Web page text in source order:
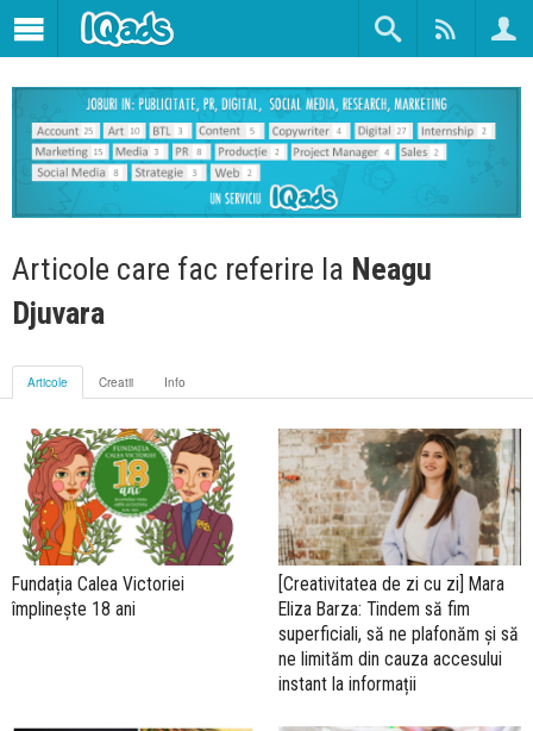
Articole care fac referire la Neagu
Djuvara
Articole Creatii Info
Fundația Calea Victoriei
împlinește 18 ani
[Creativitatea de zi cu zi] Mara
Eliza Barza: Tindem să fim
superficiali, să ne plafonăm și să
ne limităm din cauza accesului
instant la informații